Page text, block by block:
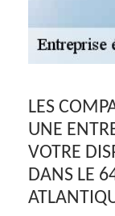
LES
UNE
VOTRE
DANS LE